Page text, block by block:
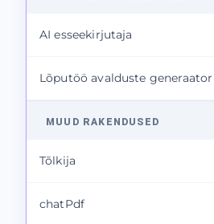
AI esseekirjutaja
Lõputöö avalduste generaator
MUUD RAKENDUSED
Tõlkija
chatPdf